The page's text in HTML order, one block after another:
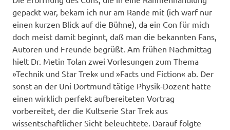
gepackt war, bekam ich nur am Rande mit (ich warf nur
einen kurzen Blick auf die Bühne), da ein Con für mich
doch meist damit beginnt, daß man die bekannten Fans,
Autoren und Freunde begrüßt. Am frühen Nachmittag
hielt Dr. Metin Tolan zwei Vorlesungen zum Thema
»Technik und Star Trek« und »Facts und Fiction« ab. Der
sonst an der Uni Dortmund tätige Physik-Dozent hatte
einen wirklich perfekt aufbereiteten Vortrag
vorbereitet, der die Kultserie Star Trek aus
wissentschaftlicher Sicht beleuchtete. Darauf folgte